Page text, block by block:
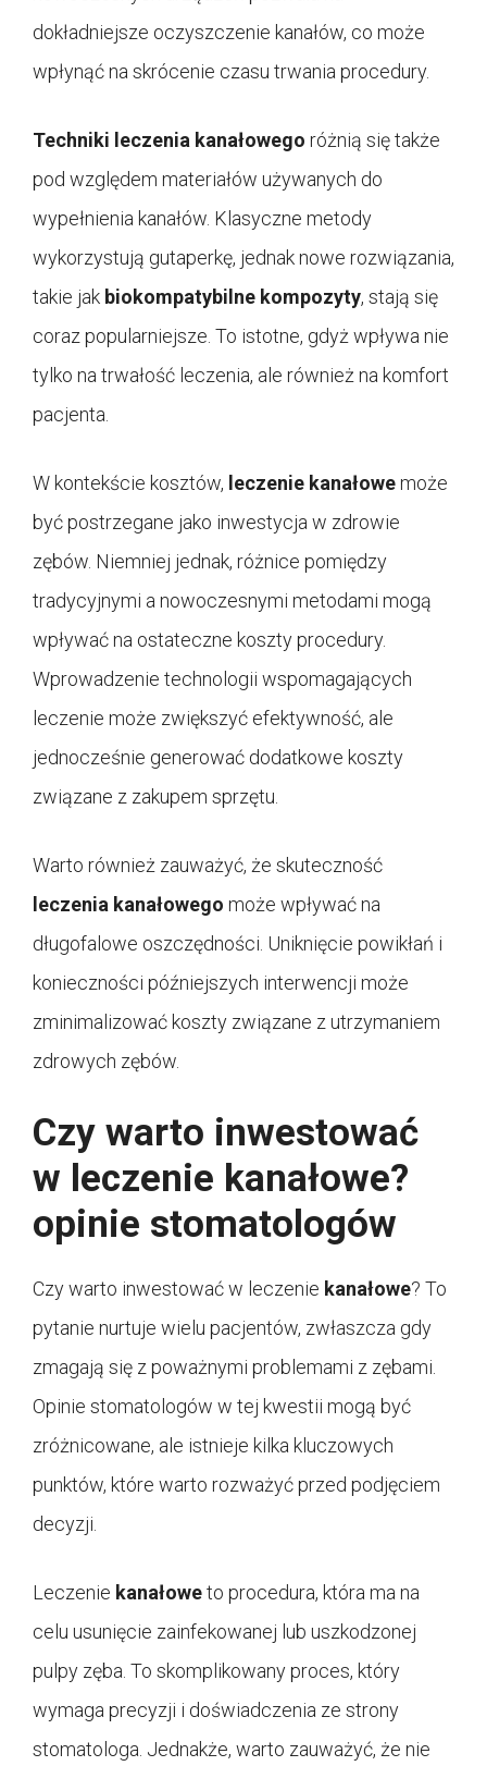
dokładniejsze oczyszczenie kanałów, co może
wpłynąć na skrócenie czasu trwania procedury.
Techniki leczenia kanałowego różnią się także
pod względem materiałów używanych do
wypełnienia kanałów. Klasyczne metody
wykorzystują gutaperkę, jednak nowe rozwiązania,
takie jak biokompatybilne kompozyty, stają się
coraz popularniejsze. To istotne, gdyż wpływa nie
tylko na trwałość leczenia, ale również na komfort
pacjenta.
W kontekście kosztów, leczenie kanałowemoże
być postrzegane jako inwestycja w zdrowie
zębów. Niemniej jednak, różnice pomiędzy
tradycyjnymi a nowoczesnymi metodami mogą
wpływać na ostateczne koszty procedury.
Wprowadzenie technologii wspomagających
leczenie może zwiększyć efektywność, ale
jednocześnie generować dodatkowe koszty
związane z zakupem sprzętu.
Warto również zauważyć, że skuteczność
leczenia kanałowego może wpływać na
długofalowe oszczędności. Uniknięcie powikłań i
konieczności późniejszych interwencji może
zminimalizować koszty związane z utrzymaniem
zdrowych zębów.
Czy warto inwestować
w leczenie kanałowe?
opinie stomatologów
Czy warto inwestować w leczenie kanałowe? To
pytanie nurtuje wielu pacjentów, zwłaszcza gdy
zmagają się z poważnymi problemami z zębami.
Opinie stomatologów w tej kwestii mogą być
zróżnicowane, ale istnieje kilka kluczowych
punktów, które warto rozważyć przed podjęciem
decyzji.
Leczenie kanałoweto procedura, która ma na
celu usunięcie zainfekowanej lub uszkodzonej
pulpy zęba. To skomplikowany proces, który
wymaga precyzji i doświadczenia ze strony
stomatologa. Jednakże, warto zauważyć, że nie